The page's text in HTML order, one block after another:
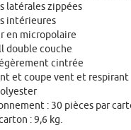
latérales zippées
intérieures
en micropolaire
double couche
cintrée
et coupe vent et respirant
: 30 pièces par
: 9,6 kg.